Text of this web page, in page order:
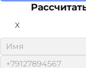
X